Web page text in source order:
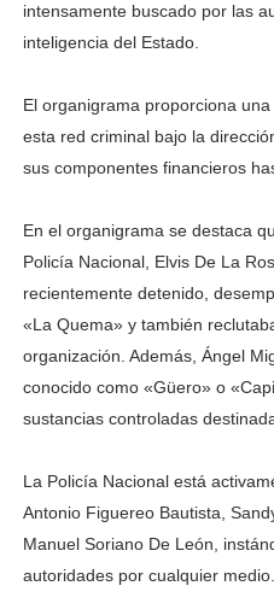
intensamente buscado por las
inteligencia del Estado.
El organigrama proporciona
esta red criminal bajo la
sus componentes financieros
En el organigrama se destaca
Policía Nacional, Elvis De La
recientemente detenido,
«La Quema» y también
organización. Además, Ángel
conocido como «Güero» o
sustancias controladas
La Policía Nacional está
Antonio Figuereo Bautista,
Manuel Soriano De León,
autoridades por cualquier medio.